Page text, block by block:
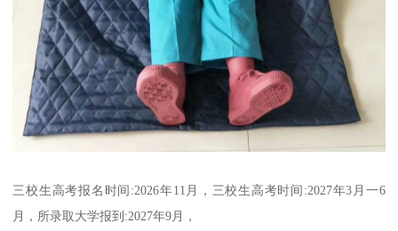
三校生高考报名时间:2026年11月，三校生高考时间:2027年3月一6
月，所录取大学报到:2027年9月，